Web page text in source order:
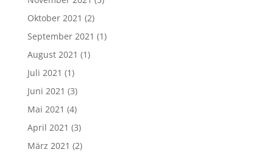
Oktober 2021 (2)
September 2021 (1)
August 2021 (1)
Juli 2021 (1)
Juni 2021 (3)
Mai 2021 (4)
April 2021 (3)
März 2021 (2)